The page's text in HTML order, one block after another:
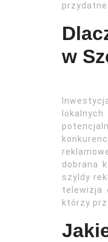
w
dobrana
szyldy
telewizja
którzy